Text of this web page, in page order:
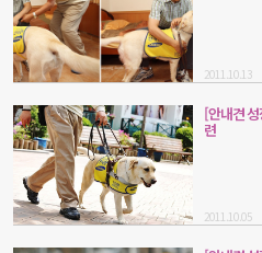
2011.10.13
[안내견
련
2011.10.05